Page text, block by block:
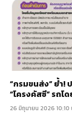
“กรมขนส่ง” ย้ำ!
“โครงคัสซี” รถโ
26 มิถุนายน 2026 10:10